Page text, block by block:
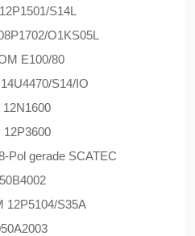
S14L
O1KS05L
E100/80
S14/IO
12N1600
12P3600
Pol gerade SCATEC
12P5104/S35A